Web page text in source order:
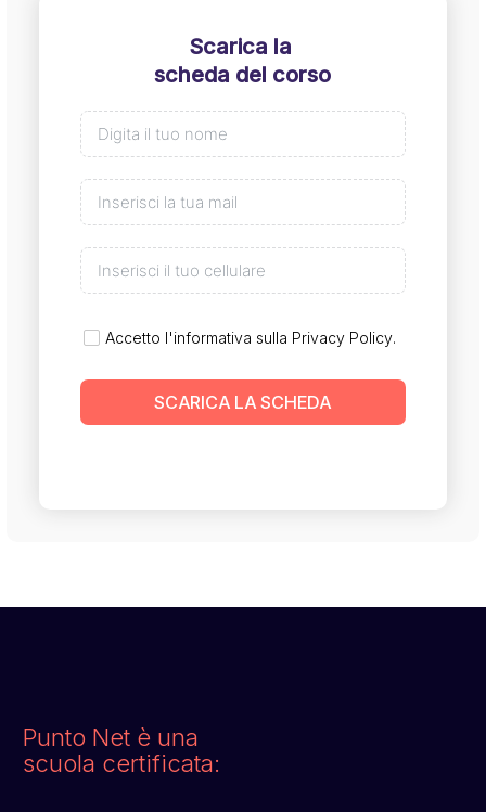
Scarica la
scheda del corso
Accetto l'informativa sulla Privacy Policy.
SCARICA LA SCHEDA
Punto Net è una
scuola certificata: